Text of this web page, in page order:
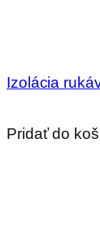
Izolácia
Pridať do